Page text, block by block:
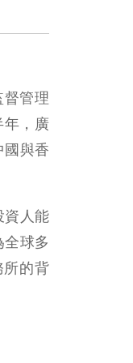
督管理
年，廣
國與香
資人能
球多
所的背